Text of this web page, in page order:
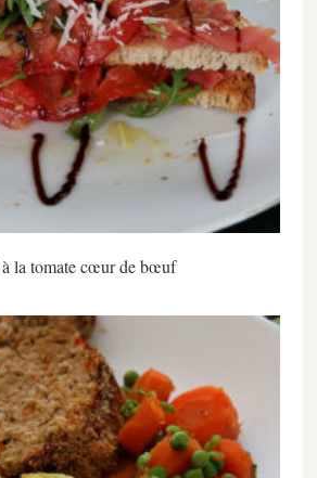
la tomate cœur de bœuf